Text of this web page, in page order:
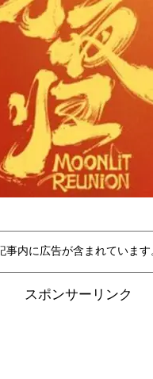
事内に広告が含まれています
スポンサーリンク